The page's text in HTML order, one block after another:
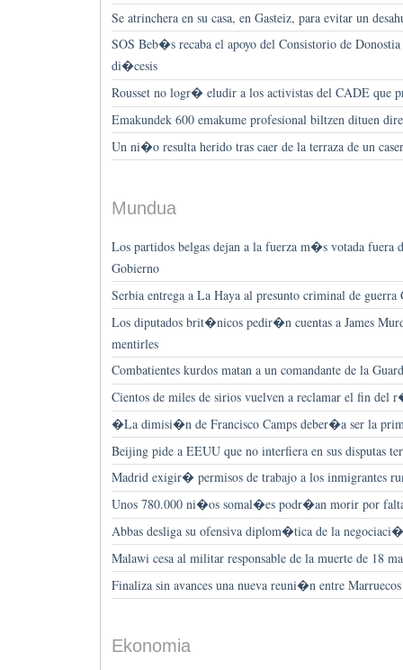
Se atrinchera en su casa, en Gasteiz, para evitar un
SOS Beb�s recaba el apoyo del Consistorio de
di�cesis
Rousset no logr� eludir a los activistas del CADE que
Emakundek 600 emakume profesional biltzen dituen
Un ni�o resulta herido tras caer de la terraza de un
Mundua
Los partidos belgas dejan a la fuerza m�s votada fuera
Gobierno
Serbia entrega a La Haya al presunto criminal de guerra
Los diputados brit�nicos pedir�n cuentas a James
mentirles
Combatientes kurdos matan a un comandante de la
Cientos de miles de sirios vuelven a reclamar el fin del
�La dimisi�n de Francisco Camps deber�a ser la
Beijing pide a EEUU que no interfiera en sus disputas
Madrid exigir� permisos de trabajo a los inmigrantes
Unos 780.000 ni�os somal�es podr�an morir por
Abbas desliga su ofensiva diplom�tica de la
Malawi cesa al militar responsable de la muerte de 18
Finaliza sin avances una nueva reuni�n entre
Ekonomia